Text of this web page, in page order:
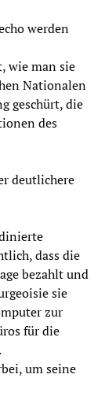
werden
wie man sie
Nationalen
geschürt, die
des
deutlichere
dass die
bezahlt und
sie
zur
für die
.
um seine